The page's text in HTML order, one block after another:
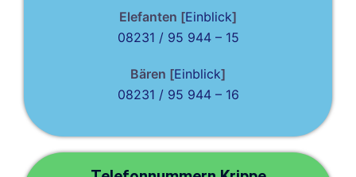
Elefanten [Einblick]
08231 / 95 944 – 15
Bären [Einblick]
08231 / 95 944 – 16